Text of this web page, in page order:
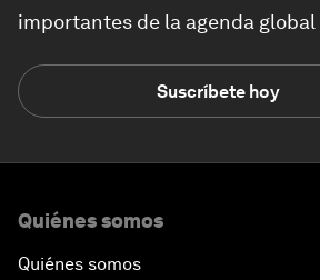
importantes de la agenda global
Suscríbete hoy
Quiénes somos
Quiénes somos